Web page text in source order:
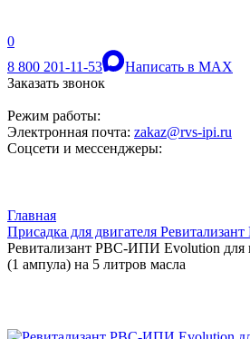
0
8 800 201-11-53
Написать в MAX
Заказать звонок
Режим работы:
Электронная почта: zakaz@rvs-ipi.ru
Соцсети и мессенджеры:
Главная
Присадка для двигателя
Ревитализант РВС-ИПИ Evolution для
(1 ампула) на 5 литров масла